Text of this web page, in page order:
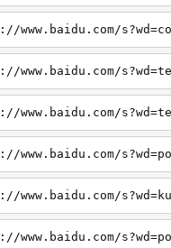
www.baidu.com/
www.baidu.com/
www.baidu.com/
www.baidu.com/
www.baidu.com/
www.baidu.com/